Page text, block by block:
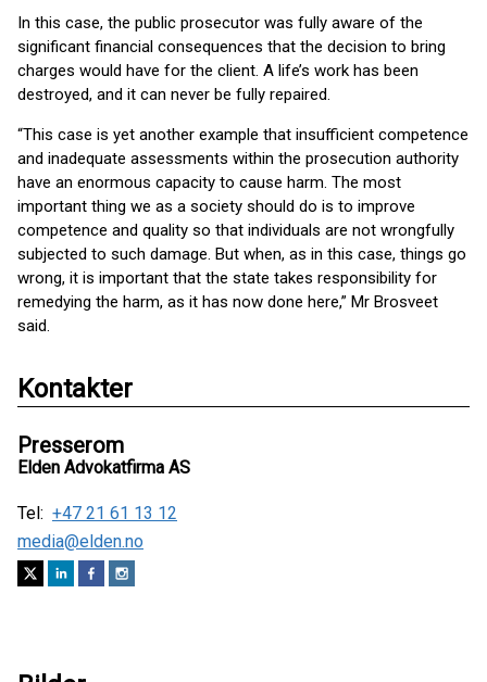
In this case, the public prosecutor was fully aware of the
significant financial consequences that the decision to bring
charges would have for the client. A life’s work has been
destroyed, and it can never be fully repaired.
“This case is yet another example that insufficient competence
and inadequate assessments within the prosecution authority
have an enormous capacity to cause harm. The most
important thing we as a society should do is to improve
competence and quality so that individuals are not wrongfully
subjected to such damage. But when, as in this case, things go
wrong, it is important that the state takes responsibility for
remedying the harm, as it has now done here,” Mr Brosveet
said.
Kontakter
Presserom
Elden Advokatfirma AS
Tel: +47 21 61 13 12
media@elden.no